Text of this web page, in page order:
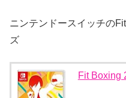
ニンテンドースイッチの
ズ
Fit Boxing